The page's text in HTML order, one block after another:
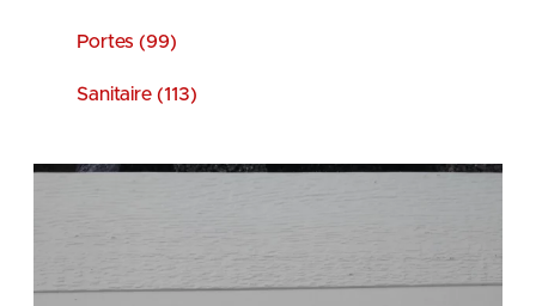
Portes (99)
Sanitaire (113)